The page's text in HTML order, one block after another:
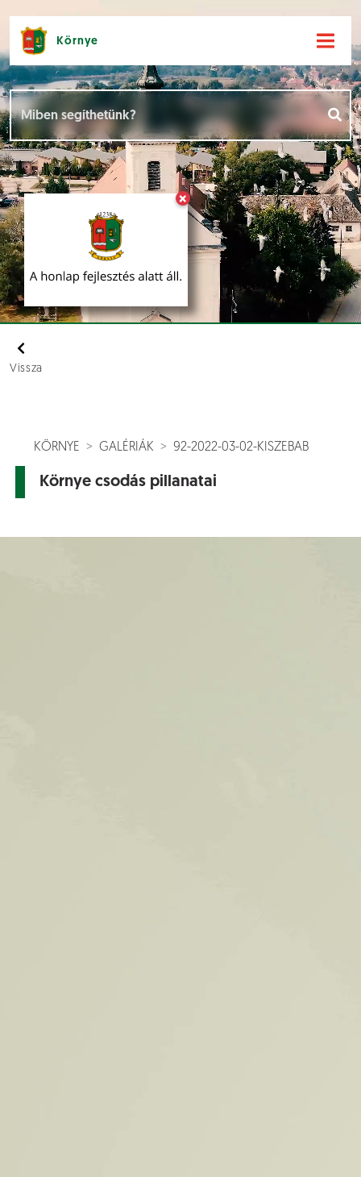
×
Környe
Vissza
KÖRNYE GALÉRIÁK 92-2022-03-02-KISZEBAB
Környe csodás pillanatai
Hírek [
Események []
Dokumentumok []
Aloldalak [ ]